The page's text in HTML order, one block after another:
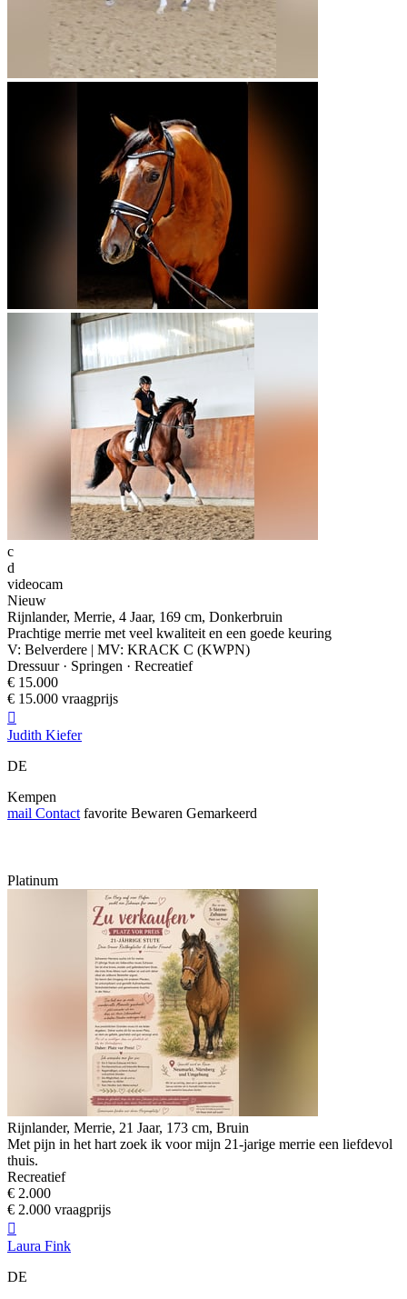
c
d
videocam
Nieuw
Rijnlander, Merrie, 4 Jaar, 169 cm, Donkerbruin
Prachtige merrie met veel kwaliteit en een goede keuring
V: Belverdere | MV: KRACK C (KWPN)
Dressuur · Springen · Recreatief
€ 15.000
€ 15.000 vraagprijs

Judith Kiefer
DE
Kempen
mail Contact favorite Bewaren Gemarkeerd
Platinum
Rijnlander, Merrie, 21 Jaar, 173 cm, Bruin
Met pijn in het hart zoek ik voor mijn 21-jarige merrie een liefdevol
thuis.
Recreatief
€ 2.000
€ 2.000 vraagprijs

Laura Fink
DE